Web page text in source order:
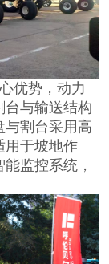
优势，动力
台与输送结构
与割台采用高
用于坡地作
监控系统，